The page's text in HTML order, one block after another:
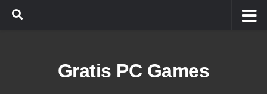
Doorgaan naar inhoud
Gratis PC Games